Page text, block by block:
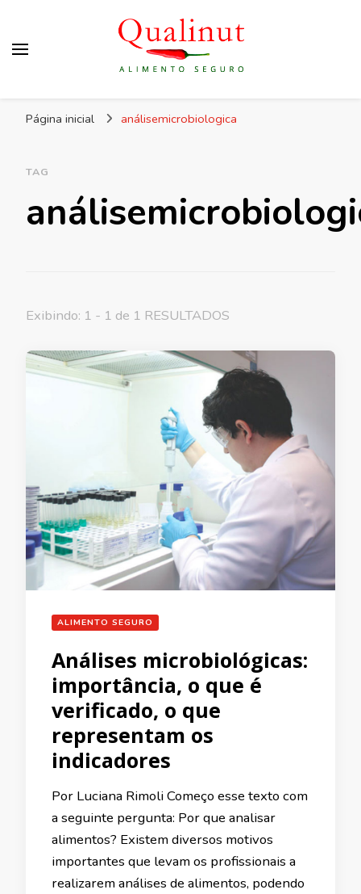
dos alimentos e rotulagem.
Página inicial análisemicrobiologica
TAG
Exibindo: 1 - 1 de 1 RESULTADOS
ALIMENTO SEGURO
Análises microbiológicas:
importância, o que é
verificado, o que
representam os
indicadores
Por Luciana Rimoli Começo esse texto com
a seguinte pergunta: Por que analisar
alimentos? Existem diversos motivos
importantes que levam os profissionais a
realizarem análises de alimentos, podendo